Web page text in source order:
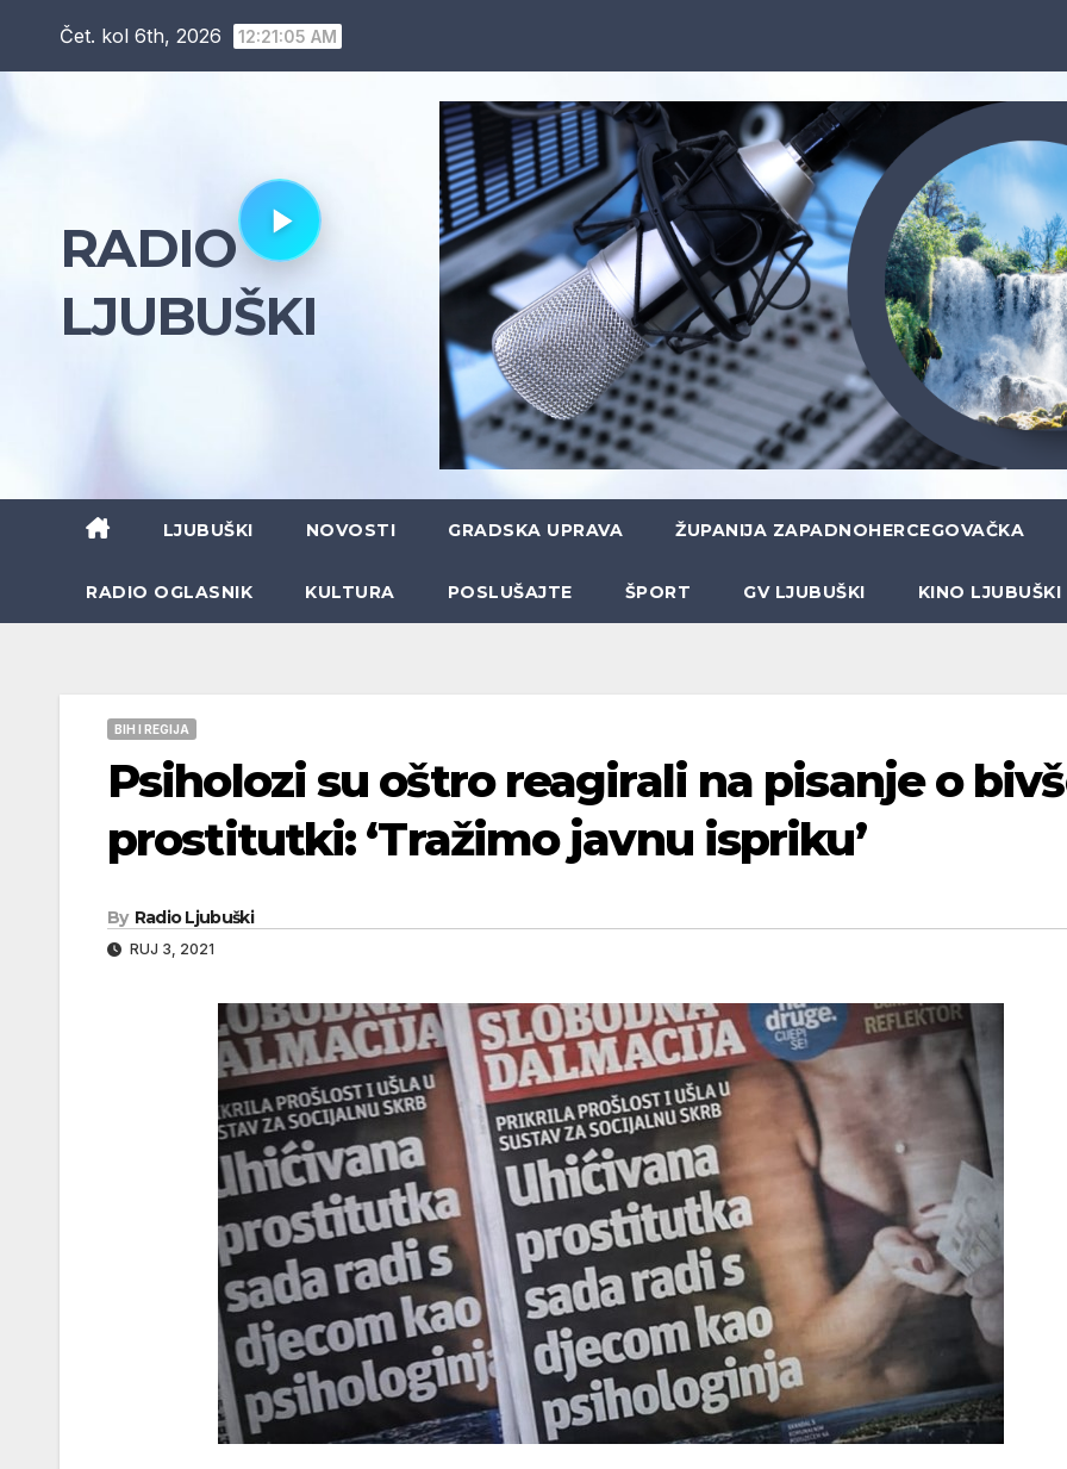
Čet. kol 6th, 2026 12:21:07 AM
RADIO
LJUBUŠKI
LJUBUŠKI NOVOSTI GRADSKA UPRAVA ŽUPANIJA ZAPADNOHERCEGOVAČKA
RADIO OGLASNIK KULTURA POSLUŠAJTE ŠPORT GV LJUBUŠKI KINO LJUBUŠKI
BIH I REGIJA
Psiholozi su oštro reagirali na pisanje o
prostitutki: ‘Tražimo javnu ispriku’
By Radio Ljubuški
RUJ 3, 2021